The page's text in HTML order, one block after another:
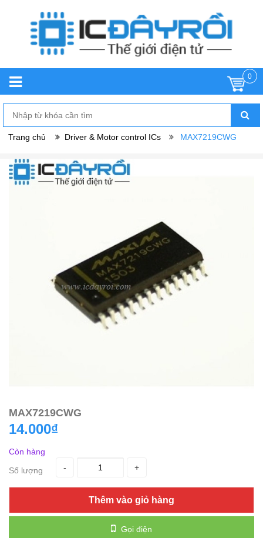
0
Trang chủ Driver & Motor control ICs MAX7219CWG
MAX7219CWG
14.000₫
Còn hàng
Số lượng
- +
Thêm vào giỏ hàng
Gọi điện